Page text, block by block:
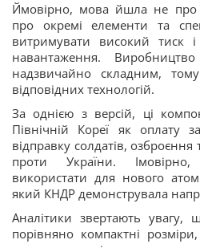
Ймовірно, мова йшла не про
про окремі елементи та
витримувати високий тиск і
навантаження.
надзвичайно складним,
відповідних технологій.
За однією з версій, ці
Північній Кореї як оплату
відправку солдатів,
проти України.
використати для нового
який КНДР демонструвала
Аналітики звертають увагу,
порівняно компактні